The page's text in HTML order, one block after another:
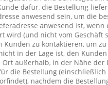
dafür, die Bestellung
anwesend sein, um die
anwesend ist,
wird (und nicht vom Geschäft
Kunden zu kontaktieren, um
in der Lage ist, den
Ort außerhalb, in der Nähe
die Bestellung
nachdem die